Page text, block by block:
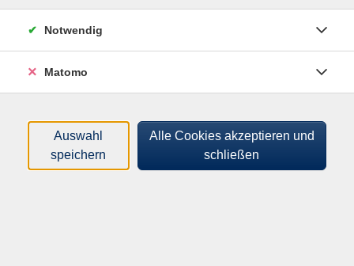
Notwendig
Matomo
Auswahl
speichern
Alle Cookies akzeptieren und
schließen